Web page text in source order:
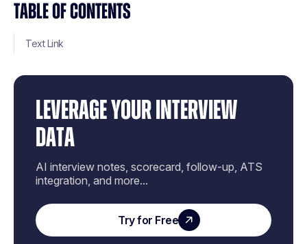
TABLE OF CONTENTS
Text Link
LEVERAGE YOUR INTERVIEW
DATA
AI interview notes, scorecard, follow-up, ATS
integration, and more...
Try for Free